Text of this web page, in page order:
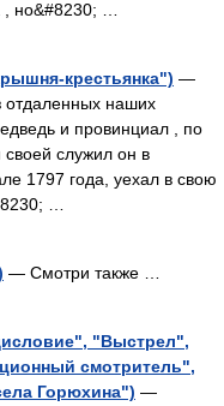
, но&#8230; …
крестьянка") —
наших
и провинциал , по
служил он в
1797 года, уехал в свою
…
— Смотри также …
"Выстрел",
смотритель",
Горюхина") —